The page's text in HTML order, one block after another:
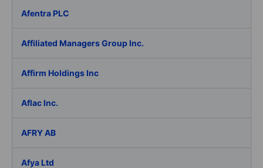
Afentra PLC
Affiliated Managers Group Inc.
Affirm Holdings Inc
Aflac Inc.
AFRY AB
Afya Ltd